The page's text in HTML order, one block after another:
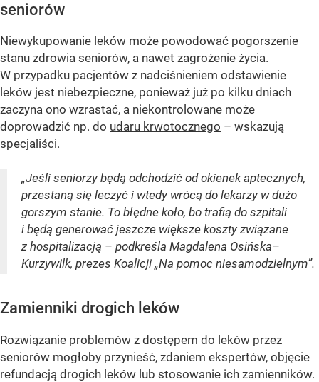
seniorów
Niewykupowanie leków może powodować pogorszenie
stanu zdrowia seniorów, a nawet zagrożenie życia.
W przypadku pacjentów z nadciśnieniem odstawienie
leków jest niebezpieczne, ponieważ już po kilku dniach
zaczyna ono wzrastać, a niekontrolowane może
doprowadzić np. do udaru krwotocznego – wskazują
specjaliści.
„Jeśli seniorzy będą odchodzić od okienek aptecznych,
przestaną się leczyć i wtedy wrócą do lekarzy w dużo
gorszym stanie. To błędne koło, bo trafią do szpitali
i będą generować jeszcze większe koszty związane
z hospitalizacją – podkreśla Magdalena Osińska–
Kurzywilk, prezes Koalicji „Na pomoc niesamodzielnym”.
Zamienniki drogich leków
Rozwiązanie problemów z dostępem do leków przez
seniorów mogłoby przynieść, zdaniem ekspertów, objęcie
refundacją drogich leków lub stosowanie ich zamienników.